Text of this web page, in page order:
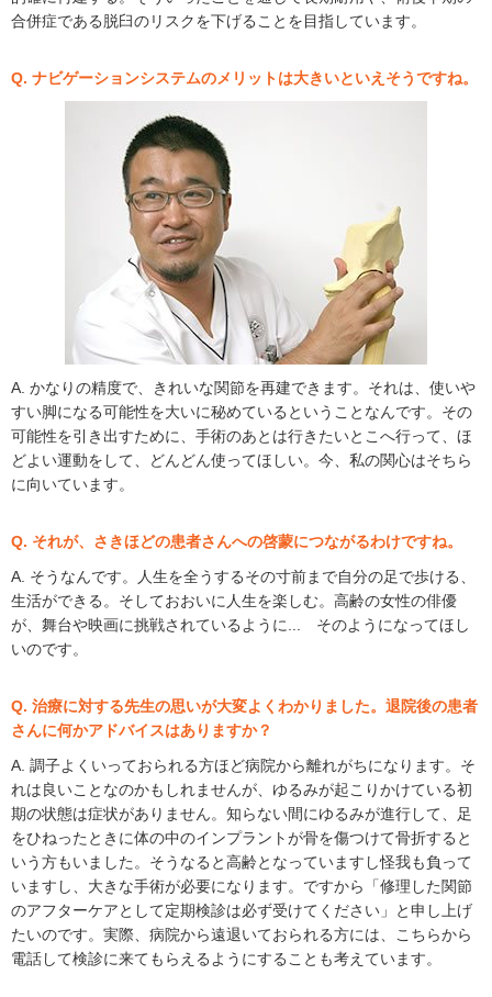
合併症である脱臼のリスクを下げることを目指しています。
Q. ナビゲーションシステムのメリットは大きいといえそうですね。
A. かなりの精度で、きれいな関節を再建できます。それは、使いや
すい脚になる可能性を大いに秘めているということなんです。その
可能性を引き出すために、手術のあとは行きたいとこへ行って、ほ
どよい運動をして、どんどん使ってほしい。今、私の関心はそちら
に向いています。
Q. それが、さきほどの患者さんへの啓蒙につながるわけですね。
A. そうなんです。人生を全うするその寸前まで自分の足で歩ける、
生活ができる。そしておおいに人生を楽しむ。高齢の女性の俳優
が、舞台や映画に挑戦されているように... そのようになってほし
いのです。
Q. 治療に対する先生の思いが大変よくわかりました。退院後の患者
さんに何かアドバイスはありますか？
A. 調子よくいっておられる方ほど病院から離れがちになります。そ
れは良いことなのかもしれませんが、ゆるみが起こりかけている初
期の状態は症状がありません。知らない間にゆるみが進行して、足
をひねったときに体の中のインプラントが骨を傷つけて骨折すると
いう方もいました。そうなると高齢となっていますし怪我も負って
いますし、大きな手術が必要になります。ですから「修理した関節
のアフターケアとして定期検診は必ず受けてください」と申し上げ
たいのです。実際、病院から遠退いておられる方には、こちらから
電話して検診に来てもらえるようにすることも考えています。